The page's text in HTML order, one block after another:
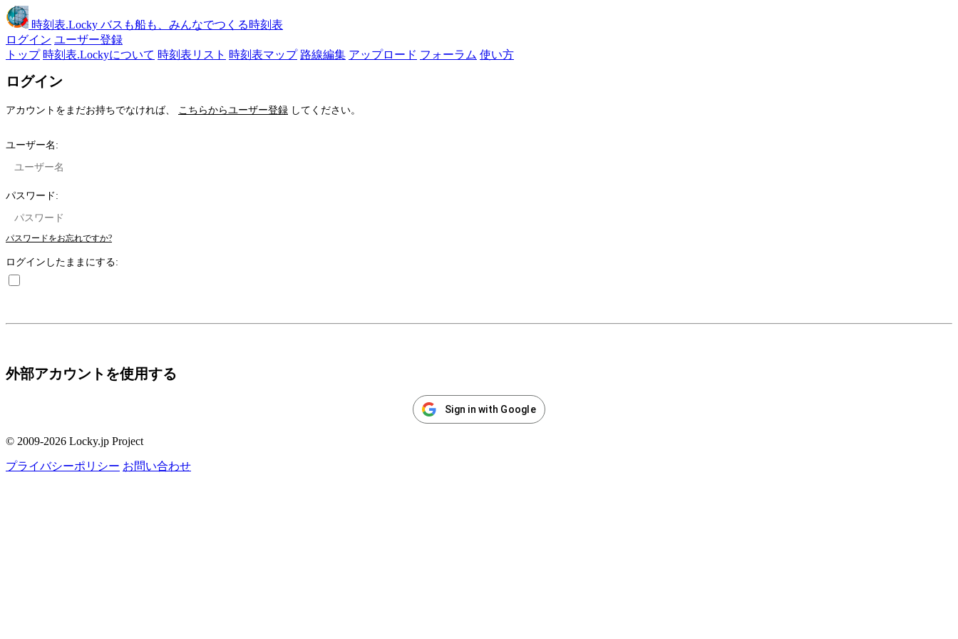
時刻表.Locky バスも船も、みんなでつくる時刻表
ログイン ユーザー登録
トップ 時刻表.Lockyについて 時刻表リスト 時刻表マップ 路線編集 アップロード フォーラム 使い方
ログイン
アカウントをまだお持ちでなければ、 こちらからユーザー登録 してください。
ユーザー名:
パスワード:
パスワードをお忘れですか?
ログインしたままにする:
外部アカウントを使用する
Sign in with Google
© 2009-2026 Locky.jp Project
プライバシーポリシー お問い合わせ